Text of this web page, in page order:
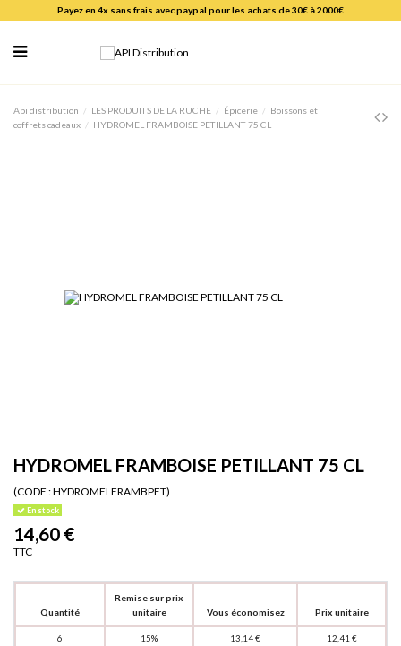
Payez en 4x sans frais avec paypal pour les achats de 30€ à 2000€
Api distribution LES PRODUITS DE LA RUCHE Épicerie
Boissons et
coffrets cadeaux
HYDROMEL FRAMBOISE PETILLANT 75 CL
HYDROMEL FRAMBOISE PETILLANT 75 CL
(CODE :HYDROMELFRAMBPET)
En stock
14,60 €
TTC
Quantité
Remise sur prix
unitaire
Vous économisez Prix unitaire
6 15% 13,14 € 12,41 €